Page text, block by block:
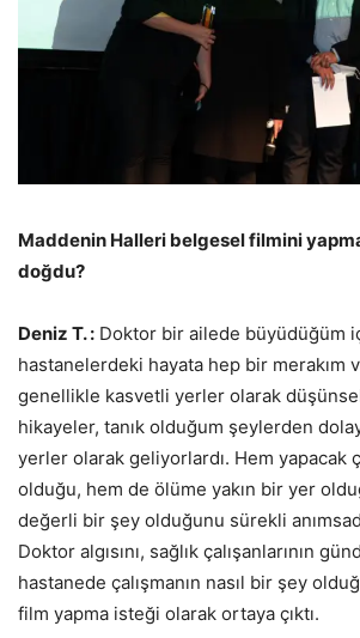
Maddenin Halleri belgesel filmini
doğdu?
Deniz T. : Doktor bir ailede büyüdüğüm
hastanelerdeki hayata hep bir merakım
genellikle kasvetli yerler olarak
hikayeler, tanık olduğum şeylerden
yerler olarak geliyorlardı. Hem yapacak
olduğu, hem de ölüme yakın bir yer
değerli bir şey olduğunu sürekli
Doktor algısını, sağlık çalışanlarının
hastanede çalışmanın nasıl bir şey
film yapma isteği olarak ortaya çıktı.